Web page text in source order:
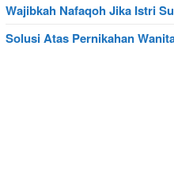
Wajibkah Nafaqoh Jika Istri
Solusi Atas Pernikahan